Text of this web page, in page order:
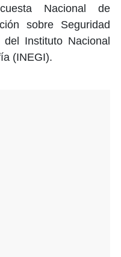
Nacional de
sobre Seguridad
Instituto Nacional
(INEGI).